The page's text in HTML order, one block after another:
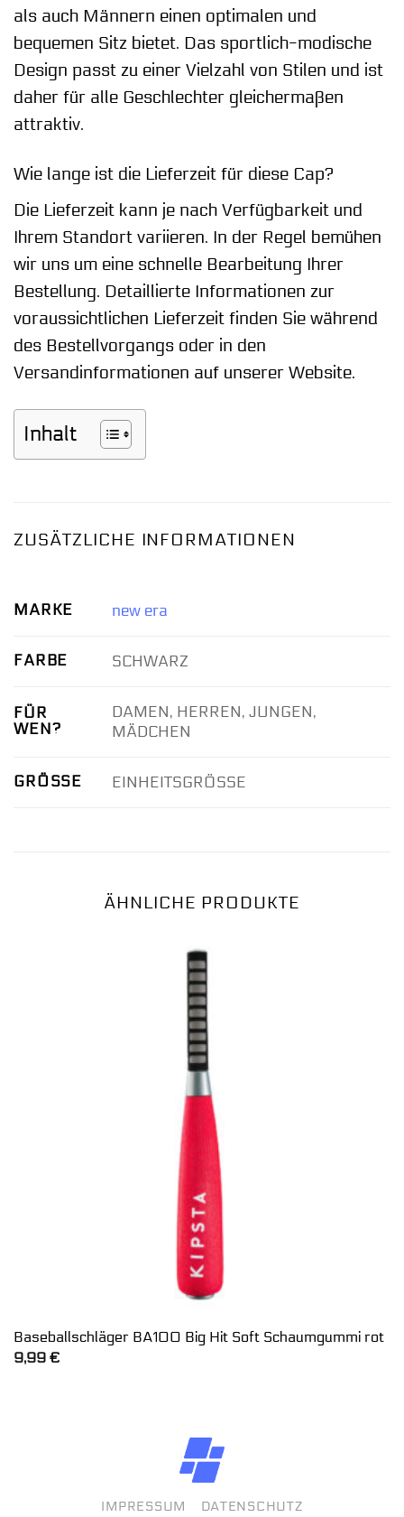
als auch Männern einen optimalen und
bequemen Sitz bietet. Das sportlich-modische
Design passt zu einer Vielzahl von Stilen und ist
daher für alle Geschlechter gleichermaßen
attraktiv.
Wie lange ist die Lieferzeit für diese Cap?
Die Lieferzeit kann je nach Verfügbarkeit und
Ihrem Standort variieren. In der Regel bemühen
wir uns um eine schnelle Bearbeitung Ihrer
Bestellung. Detaillierte Informationen zur
voraussichtlichen Lieferzeit finden Sie während
des Bestellvorgangs oder in den
Versandinformationen auf unserer Website.
Inhalt
ZUSÄTZLICHE INFORMATIONEN
MARKE new era
FARBE SCHWARZ
FÜR
WEN?
DAMEN, HERREN, JUNGEN,
MÄDCHEN
GRÖSSE EINHEITSGRÖSSE
ÄHNLICHE PRODUKTE
Baseballschläger BA100 Big Hit Soft Schaumgummi rot
9,99 €
IMPRESSUM DATENSCHUTZ